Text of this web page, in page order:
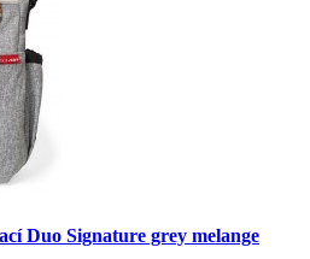
Duo Signature grey melange